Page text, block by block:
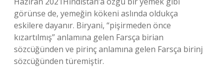
görünse de, yemeğin kökeni aslında oldukça
eskilere dayanır. Biryani, “pişirmeden önce
kızartılmış” anlamına gelen Farsça birian
sözcüğünden ve pirinç anlamına gelen Farsça birinj
sözcüğünden türemiştir.